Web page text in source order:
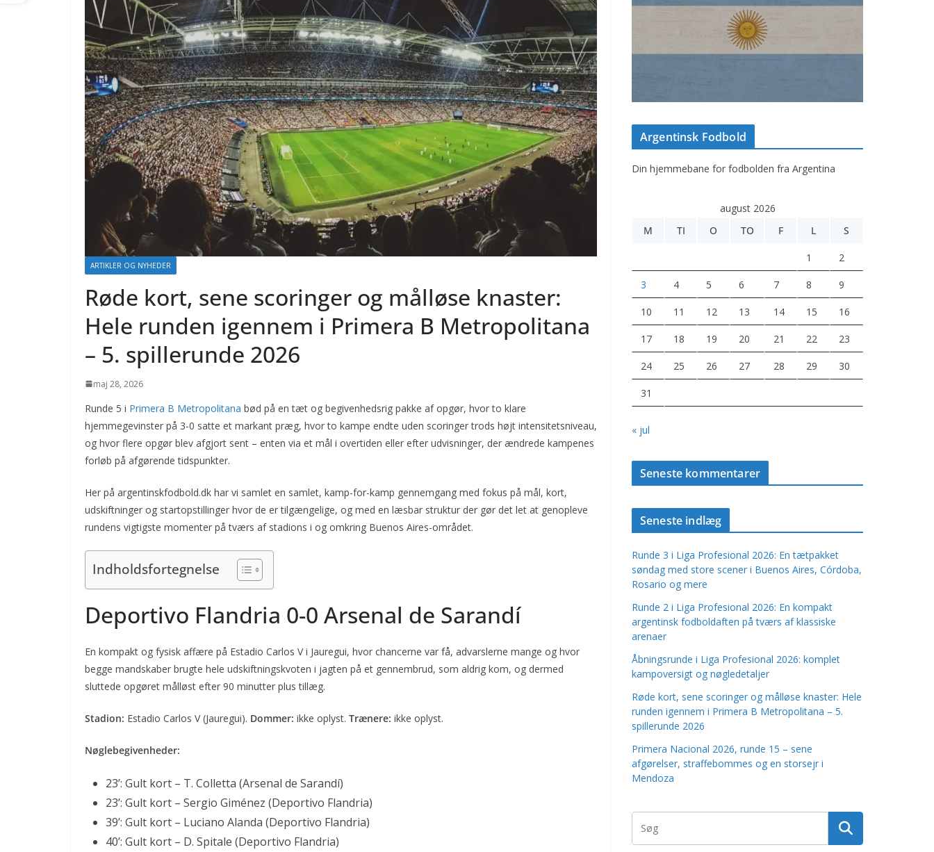
ARTIKLER OG NYHEDER
Røde kort, sene scoringer og målløse knaster:
Hele runden igennem i Primera B Metropolitana
– 5. spillerunde 2026
maj 28, 2026
Runde 5 i Primera B Metropolitana bød på en tæt og begivenhedsrig pakke af opgør, hvor to klare
hjemmegevinster på 3-0 satte et markant præg, hvor to kampe endte uden scoringer trods højt intensitetsniveau,
og hvor flere opgør blev afgjort sent – enten via et mål i overtiden eller efter udvisninger, der ændrede kampenes
forløb på afgørende tidspunkter.
Her på argentinskfodbold.dk har vi samlet en samlet, kamp-for-kamp gennemgang med fokus på mål, kort,
udskiftninger og startopstillinger hvor de er tilgængelige, og med en læsbar struktur der gør det let at genopleve
rundens vigtigste momenter på tværs af stadions i og omkring Buenos Aires-området.
Indholdsfortegnelse
Deportivo Flandria 0-0 Arsenal de Sarandí
En kompakt og fysisk affære på Estadio Carlos V i Jauregui, hvor chancerne var få, advarslerne mange og hvor
begge mandskaber brugte hele udskiftningskvoten i jagten på et gennembrud, som aldrig kom, og dermed
sluttede opgøret målløst efter 90 minutter plus tillæg.
Stadion: Estadio Carlos V (Jauregui). Dommer: ikke oplyst. Trænere: ikke oplyst.
Nøglebegivenheder:
23’: Gult kort – T. Colletta (Arsenal de Sarandí)
23’: Gult kort – Sergio Giménez (Deportivo Flandria)
39’: Gult kort – Luciano Alanda (Deportivo Flandria)
40’: Gult kort – D. Spitale (Deportivo Flandria)
Argentinsk Fodbold
Din hjemmebane for fodbolden fra Argentina
august 2026
M
TI O TO F L S
1 2
3 4 5 6 7 8 9
10 11 12 13 14 15 16
17 18 19 20 21 22 23
24 25 26 27 28 29 30
31
« jul
Seneste kommentarer
Seneste indlæg
Runde 3 i Liga Profesional 2026: En tætpakket
søndag med store scener i Buenos Aires, Córdoba,
Rosario og mere
Runde 2 i Liga Profesional 2026: En kompakt
argentinsk fodboldaften på tværs af klassiske
arenaer
Åbningsrunde i Liga Profesional 2026: komplet
kampoversigt og nøgledetaljer
Røde kort, sene scoringer og målløse knaster: Hele
runden igennem i Primera B Metropolitana – 5.
spillerunde 2026
Primera Nacional 2026, runde 15 – sene
afgørelser, straffebommes og en storsejr i
Mendoza